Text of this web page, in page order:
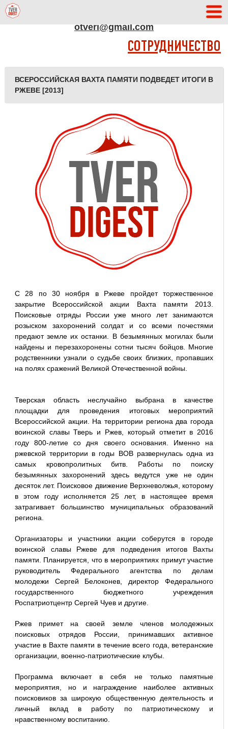
otveri@gmail.com
СОТРУДНИЧЕСТВО
ВСЕРОССИЙСКАЯ ВАХТА ПАМЯТИ ПОДВЕДЕТ ИТОГИ В
РЖЕВЕ [2013]
С 28 по 30 ноября в Ржеве пройдет торжественное
закрытие Всероссийской акции Вахта памяти 2013.
Поисковые отряды России уже много лет занимаются
розыском захоронений солдат и со всеми почестями
предают земле их останки. В безымянных могилах были
найдены и перезахоронены сотни тысяч бойцов. Многие
родственники узнали о судьбе своих близких, пропавших
на полях сражений Великой Отечественной войны.
Тверская область неслучайно выбрана в качестве
площадки для проведения итоговых мероприятий
Всероссийской акции. На территории региона два города
воинской славы Тверь и Ржев, который отметит в 2016
году 800-летие со дня своего основания. Именно на
ржевской территории в годы ВОВ развернулась одна из
самых кровопролитных битв. Работы по поиску
безымянных захоронений здесь ведутся уже не один
десяток лет. Поисковое движение Верхневолжья, которому
в этом году исполняется 25 лет, в настоящее время
затрагивает большинство муниципальных образований
региона.
Организаторы и участники акции соберутся в городе
воинской славы Ржеве для подведения итогов Вахты
памяти. Планируется, что в мероприятиях примут участие
руководитель Федерального агентства по делам
молодежи Сергей Белоконев, директор Федерального
государственного бюджетного учреждения
Роспатриотцентр Сергей Чуев и другие.
Ржев примет на своей земле членов молодежных
поисковых отрядов России, принимавших активное
участие в Вахте памяти в течение всего года, ветеранские
организации, военно-патриотические клубы.
Программа включает в себя не только памятные
мероприятия, но и награждение наиболее активных
поисковиков за широкую общественную деятельность и
личный вклад в работу по патриотическому и
нравственному воспитанию.